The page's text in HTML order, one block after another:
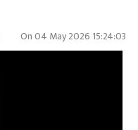
On04 May 2026 15:24:03